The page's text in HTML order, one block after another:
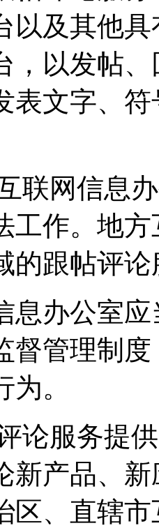
以及其他
，以发帖
表文字、
联网信息
工作。地
的跟帖评
息办公室
督管理制
。
论服务提
新产品、
区、直辖